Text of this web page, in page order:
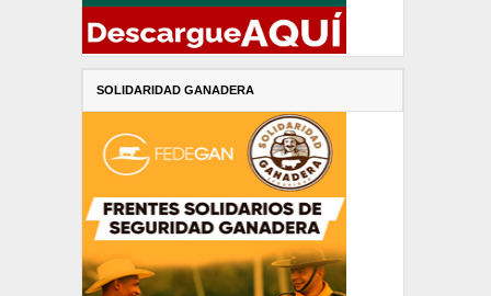
SOLIDARIDAD GANADERA